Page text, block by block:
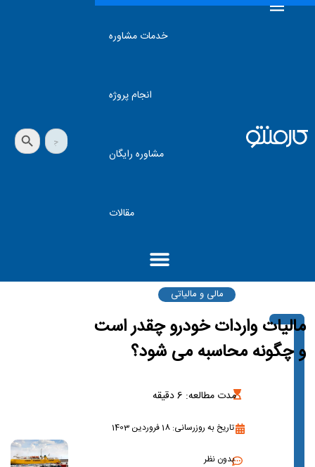
خدمات مشاوره
انجام پروژه
مشاوره رایگان
مقالات
جستجو
برای:
دکمه جستجو
مالی و مالیاتی
مالیات واردات خودرو چقدر است
و چگونه محاسبه می شود؟
مدت مطالعه: 6دقیقه
تاریخ به روزرسانی: 18 فروردین 1403
بدون نظر